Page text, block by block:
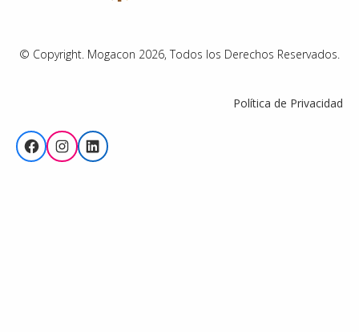
© Copyright. Mogacon 2026, Todos los Derechos Reservados.
Política de Privacidad
Facebook
Instagram
LinkedIn